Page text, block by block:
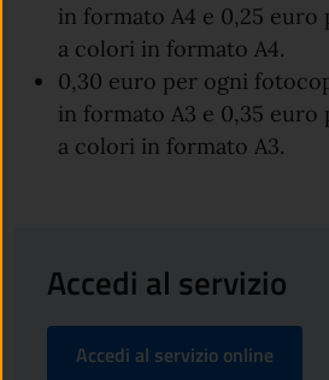
in formato A4 e 0,25
a colori in formato A4.
0,30 euro per ogni
in formato A3 e 0,35
a colori in formato A3.
Accedi al servizio
Accedi al servizio online